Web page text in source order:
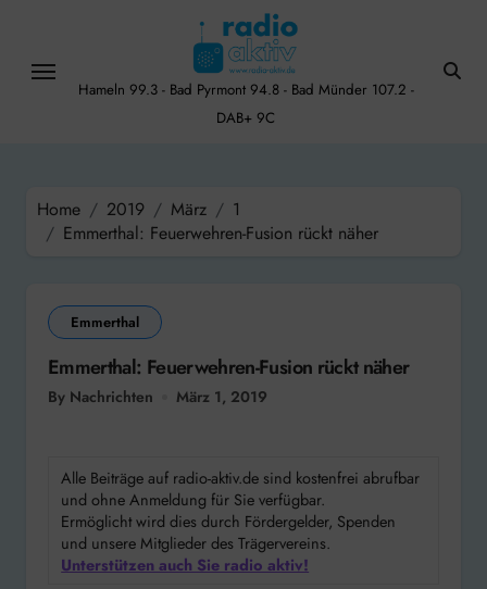
content
Hameln 99.3 - Bad Pyrmont 94.8 - Bad Münder 107.2 -
DAB+ 9C
Home 2019 März
1
Emmerthal: Feuerwehren-Fusion rückt näher
Emmerthal
Emmerthal: Feuerwehren-Fusion rückt näher
By Nachrichten März 1, 2019
Alle Beiträge auf radio-aktiv.de sind kostenfrei abrufbar
und ohne Anmeldung für Sie verfügbar.
Ermöglicht wird dies durch Fördergelder, Spenden
und unsere Mitglieder des Trägervereins.
Unterstützen auch Sie radio aktiv!